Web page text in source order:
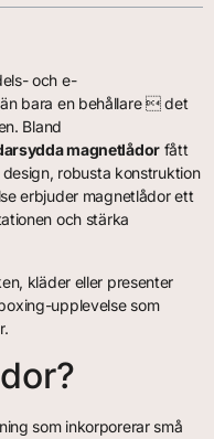
och e-
bara en behållare  det
Bland
magnetlådorfått
robusta konstruktion
erbjuder magnetlådor ett
och stärka
kläder eller presenter
upplevelse som
som inkorporerar små